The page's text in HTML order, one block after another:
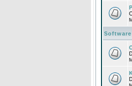
Software